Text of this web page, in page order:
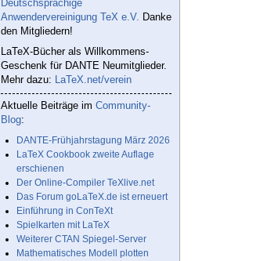
Deutschsprachige
Anwendervereinigung TeX e.V. Danke
den Mitgliedern!
LaTeX-Bücher als Willkommens-
Geschenk für DANTE Neumitglieder.
Mehr dazu: LaTeX.net/verein
Aktuelle Beiträge im Community-
Blog:
DANTE-Frühjahrstagung März 2026
LaTeX Cookbook zweite Auflage
erschienen
Der Online-Compiler TeXlive.net
Das Forum goLaTeX.de ist erneuert
Einführung in ConTeXt
Spielkarten mit LaTeX
Weiterer CTAN Spiegel-Server
Mathematisches Modell plotten